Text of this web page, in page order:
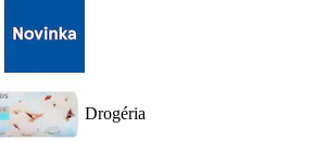
Drogéria